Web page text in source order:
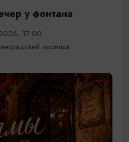
у фонтана
17:00
зоопарк